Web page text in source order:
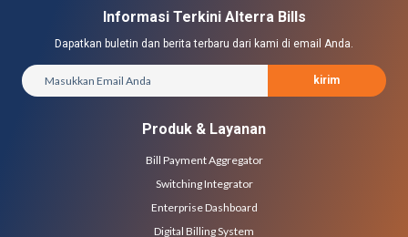
Informasi Terkini Alterra Bills
Dapatkan buletin dan berita terbaru dari kami di email Anda.
kirim
Produk & Layanan
Bill Payment Aggregator
Switching Integrator
Enterprise Dashboard
Digital Billing System